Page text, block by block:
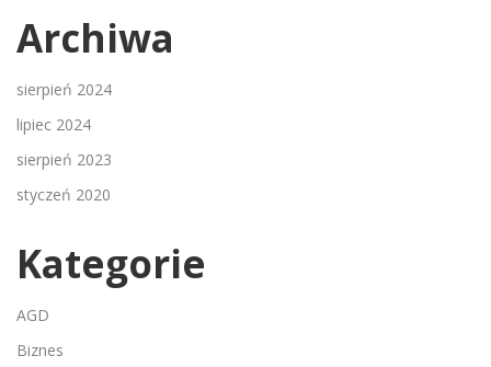
Archiwa
sierpień 2024
lipiec 2024
sierpień 2023
styczeń 2020
Kategorie
AGD
Biznes